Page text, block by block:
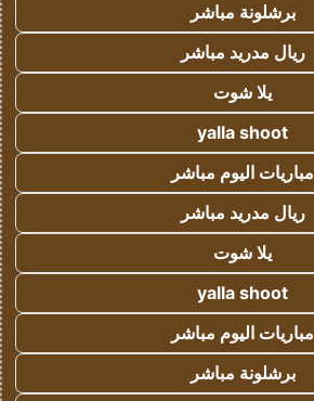
برشلونة مباشر
ريال مدريد مباشر
يلا شوت
yalla shoot
مباريات اليوم مباشر
ريال مدريد مباشر
يلا شوت
yalla shoot
مباريات اليوم مباشر
برشلونة مباشر